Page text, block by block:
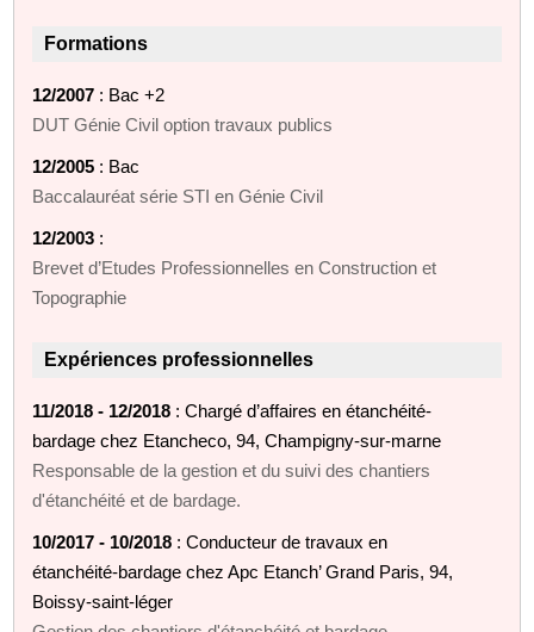
Formations
12/2007 : Bac +2
DUT Génie Civil option travaux publics
12/2005 : Bac
Baccalauréat série STI en Génie Civil
12/2003 :
Brevet d’Etudes Professionnelles en Construction et
Topographie
Expériences professionnelles
11/2018 - 12/2018 : Chargé d’affaires en étanchéité-
bardage chez Etancheco, 94, Champigny-sur-marne
Responsable de la gestion et du suivi des chantiers
d'étanchéité et de bardage.
10/2017 - 10/2018 : Conducteur de travaux en
étanchéité-bardage chez Apc Etanch’ Grand Paris, 94,
Boissy-saint-léger